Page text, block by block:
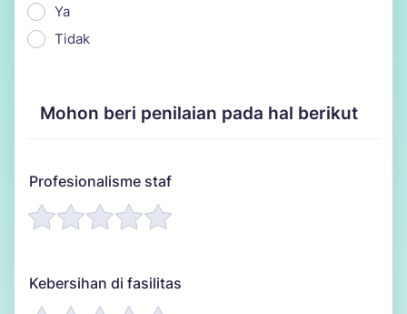
Ya
Tidak
Mohon beri penilaian pada hal berikut
Profesionalisme staf
Kebersihan di fasilitas